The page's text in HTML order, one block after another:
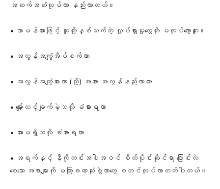
အဆက်အဆံလုပ်တာ နည်းလာတယ်။
• သာမန်အားဖြင့် သူတို့နှစ်သက်တဲ့ လှုပ်ရှားမှုတွေကို မလုပ်တော့ဘူး။
• အလွန်အကျွံအိပ်စက်တာ
• အလွန်အကျွံစားတာ (သို့) အစား အလွန်နည်းလာတာ
• မျှော်လင့်ချက်မဲ့သလို ခံစားရတာ
• အားမရှိသလို ခံစားရတာ
• အရက်နှင့် နီကိုတင်းအပါအဝင် စိတ်ပိုင်းဆိုင်ရာ ပြောင်းလဲ
စေသော အရာများကို မကြာခဏသုံးစွဲတာတွေ စတင်လုပ်လာတတ်ပါတယ်။